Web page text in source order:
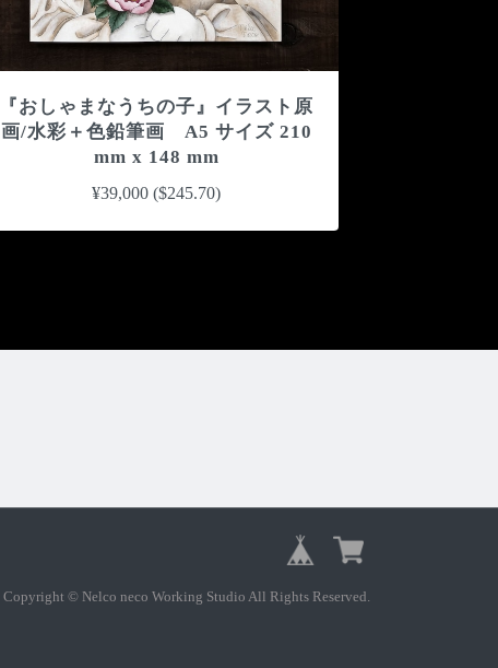
『おしゃまなうちの子』イラスト原
画/水彩＋色鉛筆画 A5 サイズ 210
mm x 148 mm
¥39,000 ($245.70)
Copyright © Nelco neco Working Studio All Rights Reserved.